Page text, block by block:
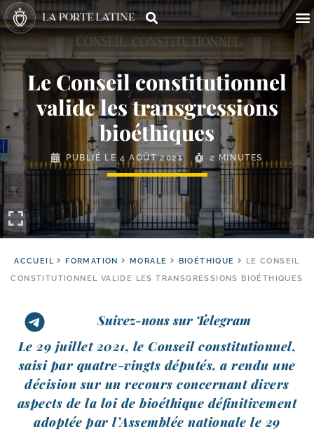
Le Conseil constitutionnel
valide les transgressions
bioéthiques
PUBLIÉ LE 4 AOÛT 2021 2 MINUTES
ACCUEIL FORMATION MORALE BIOÉTHIQUE
LE CONSEIL
CONSTITUTIONNEL VALIDE LES TRANSGRESSIONS BIOÉTHIQUES
Suivez-nous sur Telegram
Le 29 juillet 2021, le Conseil consti­tu­tion­nel,
sai­si par quatre-​vingts dépu­tés, a ren­du une
déci­sion sur un recours concer­nant divers
aspects de la loi de bioé­thique défi­ni­ti­ve­ment
adop­tée par l’Assemblée natio­nale le 29